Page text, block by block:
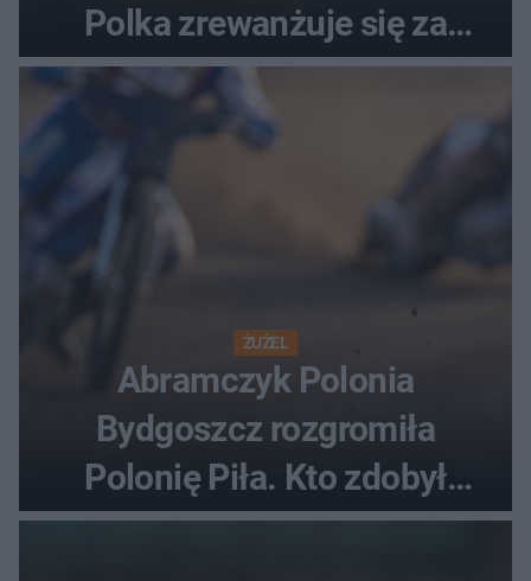
Polka zrewanżuje się za
ostatnią porażkę?
ŻUŻEL
Abramczyk Polonia
Bydgoszcz rozgromiła
Polonię Piła. Kto zdobył
najwięcej punktów?